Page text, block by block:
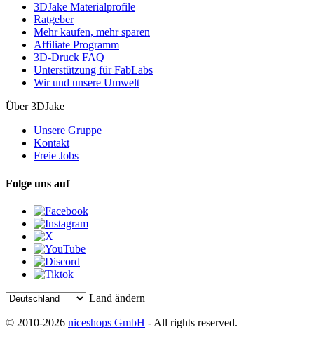
3DJake Materialprofile
Ratgeber
Mehr kaufen, mehr sparen
Affiliate Programm
3D-Druck FAQ
Unterstützung für FabLabs
Wir und unsere Umwelt
Über 3DJake
Unsere Gruppe
Kontakt
Freie Jobs
Folge uns auf
Land ändern
© 2010-2026 niceshops GmbH - All rights reserved.